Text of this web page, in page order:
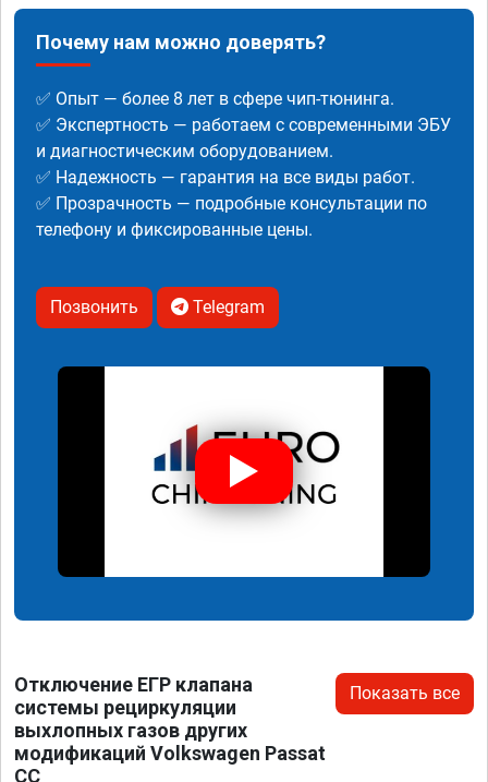
Почему нам можно доверять?
✅ Опыт — более 8 лет в сфере чип-тюнинга.
✅ Экспертность — работаем с современными ЭБУ
и диагностическим оборудованием.
✅ Надежность — гарантия на все виды работ.
✅ Прозрачность — подробные консультации по
телефону и фиксированные цены.
Позвонить Telegram
Отключение ЕГР клапана
системы рециркуляции
выхлопных газов других
модификаций Volkswagen Passat
CC
Показать все